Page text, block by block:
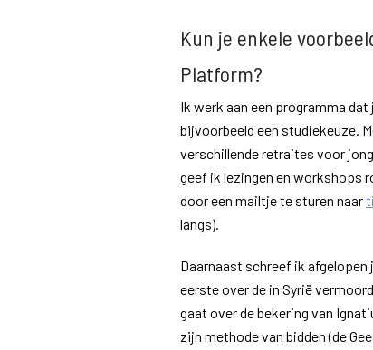
Kun je enkele
Platform?
Ik werk aan een programma
bijvoorbeeld een studiekeuze.
verschillende retraites voor
geef ik lezingen en workshops
door een mailtje te sturen naar
langs).
Daarnaast schreef ik afgelopen
eerste over de in Syrië
gaat over de bekering van
zijn methode van bidden (de